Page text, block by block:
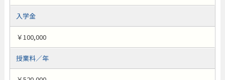
入学金
￥100,000
授業料／年